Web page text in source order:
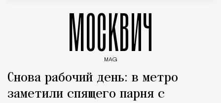
МОСКВИЧ
MAG
Снова рабочий день: в метро
заметили спящего парня с